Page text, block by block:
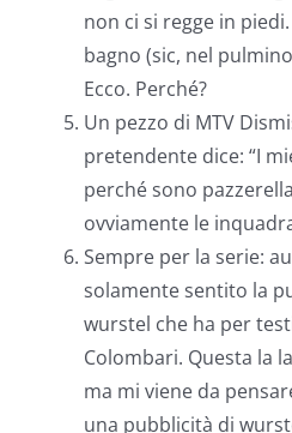
non ci si regge in
bagno (sic, nel
Ecco. Perché?
Un pezzo di MTV
pretendente dice: “I
perché sono
ovviamente le
Sempre per la serie:
solamente sentito la
wurstel che ha per
Colombari. Questa la
ma mi viene da
una pubblicità di